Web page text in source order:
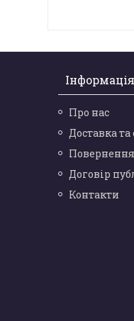
Інформація
Про нас
Доставка та
Договір
Контакти